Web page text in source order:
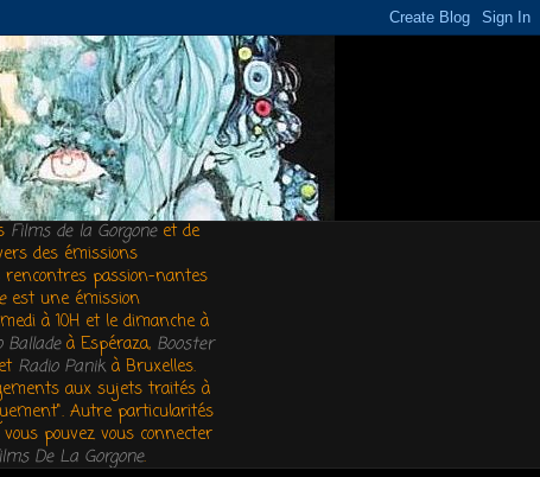
Films de la Gorgoneet de
des émissions
rencontres passion-nantes
est une émission
à 10H et le dimanche à
Balladeà Espéraza, Booster
Radio Panik à Bruxelles.
aux sujets traités à
Autre particularités
pouvez vous connecter
De La Gorgone.